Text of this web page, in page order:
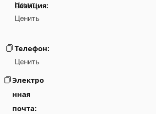
Ценить
Позиция:
Ценить
Телефон:
Ценить
Электро
нная
почта: